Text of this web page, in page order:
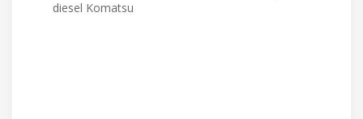
diesel Komatsu